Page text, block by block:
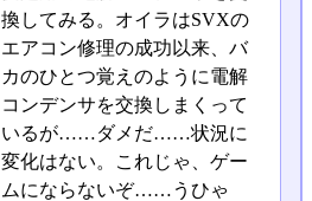
換してみる。オイラはSVXの
エアコン修理の成功以来、バ
カのひとつ覚えのように電解
コンデンサを交換しまくって
いるが……ダメだ……状況に
変化はない。これじゃ、ゲー
ムにならないぞ……うひゃ